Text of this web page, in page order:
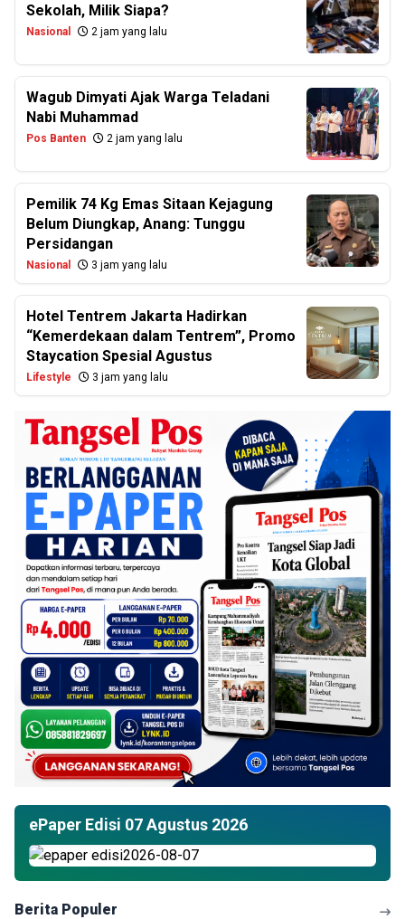
Sekolah, Milik Siapa?
Nasional 2 jam yang lalu
Wagub Dimyati Ajak Warga Teladani
Nabi Muhammad
Pos Banten 2 jam yang lalu
Pemilik 74 Kg Emas Sitaan Kejagung
Belum Diungkap, Anang: Tunggu
Persidangan
Nasional 3 jam yang lalu
Hotel Tentrem Jakarta Hadirkan
“Kemerdekaan dalam Tentrem”, Promo
Staycation Spesial Agustus
Lifestyle 3 jam yang lalu
ePaper Edisi 07 Agustus 2026
Berita Populer